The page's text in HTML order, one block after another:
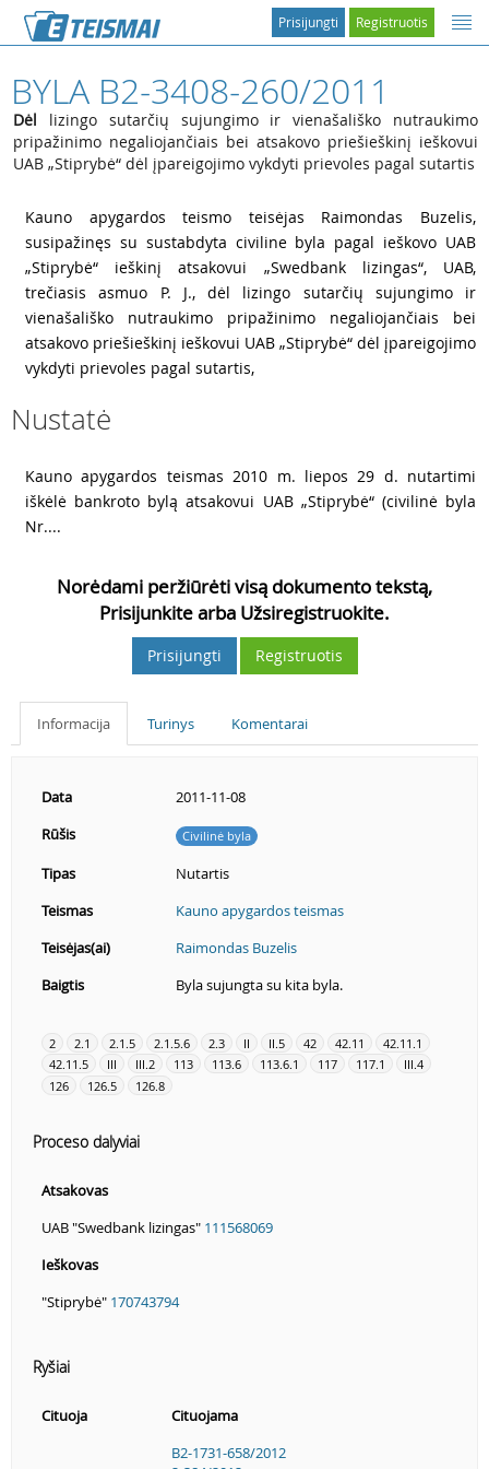
Registruotis
Prisijungti
BYLA B2-3408-260/2011
Dėl lizingo sutarčių sujungimo ir vienašališko nutraukimo
pripažinimo negaliojančiais bei atsakovo priešieškinį ieškovui
UAB „Stiprybė“ dėl įpareigojimo vykdyti prievoles pagal sutartis
Kauno apygardos teismo teisėjas Raimondas Buzelis,
susipažinęs su sustabdyta civiline byla pagal ieškovo UAB
„Stiprybė“ ieškinį atsakovui „Swedbank lizingas“, UAB,
trečiasis asmuo P. J., dėl lizingo sutarčių sujungimo ir
vienašališko nutraukimo pripažinimo negaliojančiais bei
atsakovo priešieškinį ieškovui UAB „Stiprybė“ dėl įpareigojimo
vykdyti prievoles pagal sutartis,
Nustatė
Kauno apygardos teismas 2010 m. liepos 29 d. nutartimi
iškėlė bankroto bylą atsakovui UAB „Stiprybė“ (civilinė byla
Nr....
Norėdami peržiūrėti visą dokumento tekstą,
Prisijunkite arba Užsiregistruokite.
Prisijungti Registruotis
Informacija Turinys Komentarai
Data
2011-11-08
Rūšis
Civilinė byla
Tipas
Nutartis
Teismas
Kauno apygardos teismas
Teisėjas(ai)
Raimondas Buzelis
Baigtis
Byla sujungta su kita byla.
2 2.1 2.1.5 2.1.5.6 2.3 II II.5 42 42.11
42.11.1
42.11.5
III III.2 113 113.6 113.6.1 117 117.1
III.4
126
126.5 126.8
Proceso dalyviai
Atsakovas
UAB "Swedbank lizingas" 111568069
Ieškovas
"Stiprybė" 170743794
Ryšiai
Cituoja
Cituojama
B2-1731-658/2012